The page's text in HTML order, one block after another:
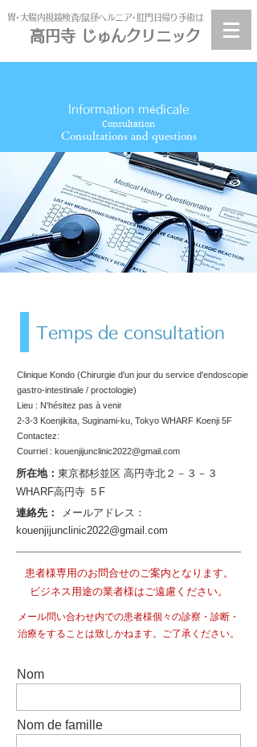
高円寺 じゅんクリニック
​胃･大腸内視鏡検査/鼠径ヘルニア･肛門日帰り手術は
高円寺 じゅんクリニック
Information médicale
Consultation
Consultations and questions
Temps de consultation
Clinique Kondo (Chirurgie d'un jour du service d'endoscopie
gastro-intestinale / proctologie)
Lieu : N'hésitez pas à venir
2-3-3 Koenjikita, Suginami-ku, Tokyo WHARF Koenji 5F
Contactez:
Courriel : kouenjijunclinic2022@gmail.com
所在地： 東京都杉並区 高円寺北２－３－３
WHARF高円寺 ５F
連絡先：
メールアドレス：
kouenjijunclinic2022@gmail.com
患者様専用のお問合せのご案内となります。
ビジネス用途の業者様はご遠慮ください。
メール問い合わせ内での患者様個々の診察・診断・
治療をすることは致しかねます。ご了承ください。
Nom
Nom de famille